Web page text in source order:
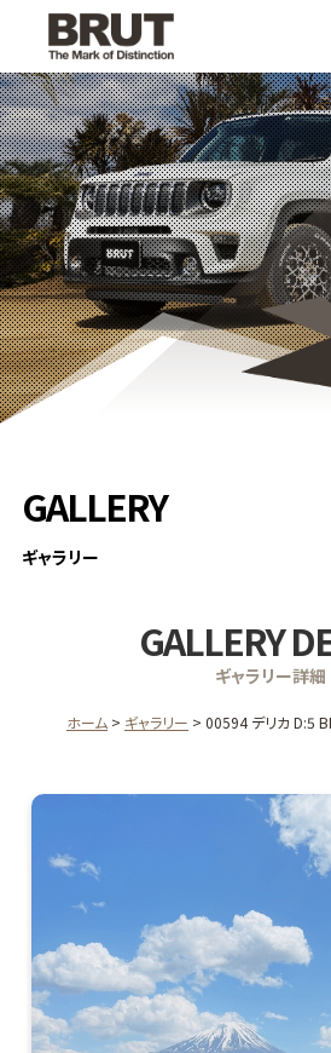
WHAT'S NEW
WHEEL LINEUP
OTHER PRODUCT
GALLERY
CATALOG
PRIVACY POLICY
GALLERY
ギャラリー
GALLERY
ギャラリー詳細
ホーム ギャラリー 00594 デリカ D:5